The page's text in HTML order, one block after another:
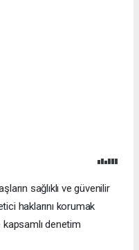
sağlıklı ve güvenilir
haklarını korumak
denetim